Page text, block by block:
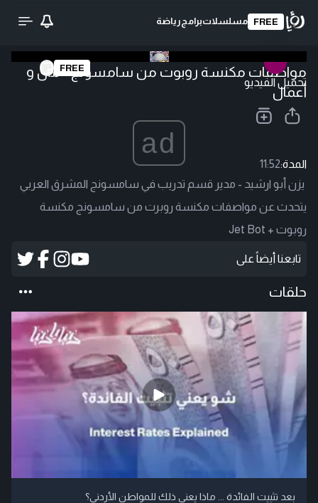
FREE مسلسلاتبرامج رياضة
تحميل الفيديو
FREE
مواصفات مكنسة روبوت من سامسونج - مال و
أعمال
ad
المدة:11:52
يزن أبو ارشيد - مدير قسم تدريب في سامسونج المشرق العربي
يتحدث عن مواصفات مكنسة روبرت من سامسونج مكنسة
روبوت + Jet Bot
تابعنا أيضاً على
حلقات
بعد تثبيت الفائدة ... ماذا يعني ذلك للمواطن الأردني؟